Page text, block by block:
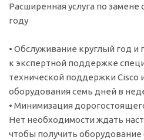
Расширенная услуга по
году
• Обслуживание круглый год
к экспертной поддержке
технической поддержки Cisco
оборудования семь дней в
• Минимизация
Нет необходимости ждать
чтобы получить оборудование